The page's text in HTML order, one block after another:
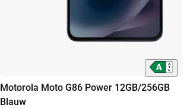
Motorola Moto G86 Power 12GB/256GB
Blauw